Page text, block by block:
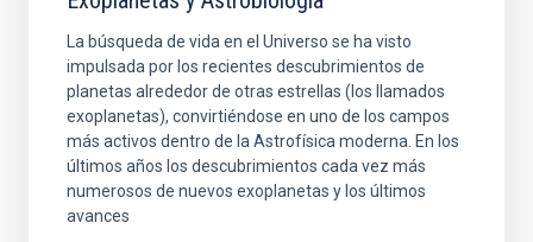
La búsqueda de vida en el Universo se ha visto
impulsada por los recientes descubrimientos de
planetas alrededor de otras estrellas (los llamados
exoplanetas), convirtiéndose en uno de los campos
más activos dentro de la Astrofísica moderna. En los
últimos años los descubrimientos cada vez más
numerosos de nuevos exoplanetas y los últimos
avances